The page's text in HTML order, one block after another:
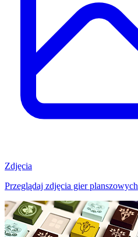
Zdjęcia
Przeglądaj zdjęcia gier planszowych